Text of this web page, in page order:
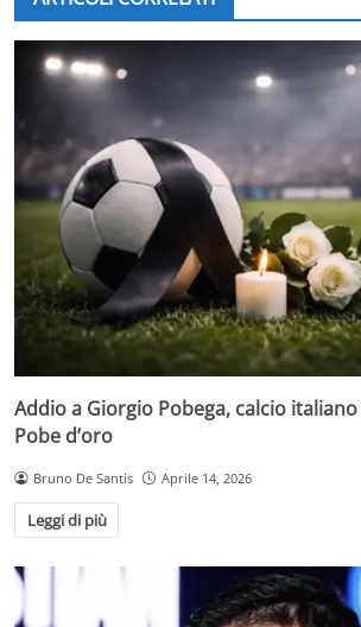
Addio a Giorgio Pobega, calcio
Pobe d’oro
Bruno De Santis Aprile 14, 2026
Leggi di più